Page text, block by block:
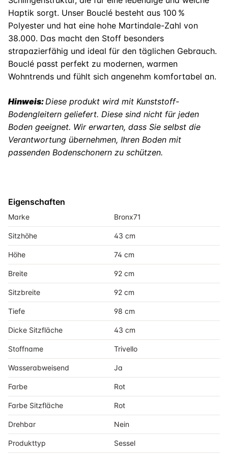
Haptik sorgt. Unser Bouclé besteht aus 100 %
Polyester und hat eine hohe Martindale-Zahl von
38.000. Das macht den Stoff besonders
strapazierfähig und ideal für den täglichen Gebrauch.
Bouclé passt perfekt zu modernen, warmen
Wohntrends und fühlt sich angenehm komfortabel an.
Hinweis:Diese produkt wird mit Kunststoff-
Bodengleitern geliefert. Diese sind nicht für jeden
Boden geeignet. Wir erwarten, dass Sie selbst die
Verantwortung übernehmen, Ihren Boden mit
passenden Bodenschonern zu schützen.
Eigenschaften
Marke Bronx71
Sitzhöhe 43 cm
Höhe 74 cm
Breite 92 cm
Sitzbreite 92 cm
Tiefe 98 cm
Dicke Sitzfläche 43 cm
Stoffname Trivello
Wasserabweisend Ja
Farbe Rot
Farbe Sitzfläche Rot
Drehbar Nein
Produkttyp Sessel